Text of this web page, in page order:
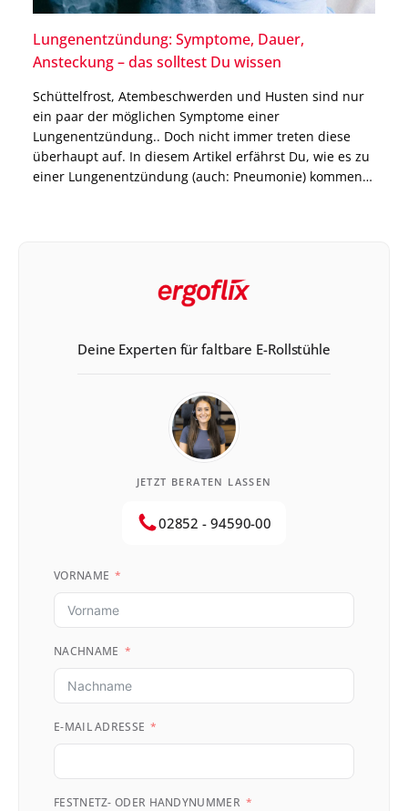
Lungenentzündung: Symptome, Dauer,
Ansteckung – das solltest Du wissen
Schüttelfrost, Atembeschwerden und Husten sind nur
ein paar der möglichen Symptome einer
Lungenentzündung.. Doch nicht immer treten diese
überhaupt auf. In diesem Artikel erfährst Du, wie es zu
einer Lungenentzündung (auch: Pneumonie) kommen
Deine Experten für faltbare E-Rollstühle
JETZT BERATEN LASSEN
02852 - 94590-00
VORNAME
NACHNAME
E-MAIL ADRESSE
FESTNETZ- ODER HANDYNUMMER